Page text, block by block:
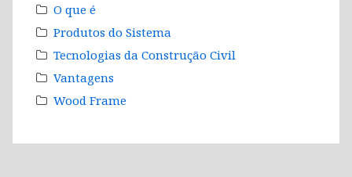
O que é
Produtos do Sistema
Tecnologias da Construção Civil
Vantagens
Wood Frame